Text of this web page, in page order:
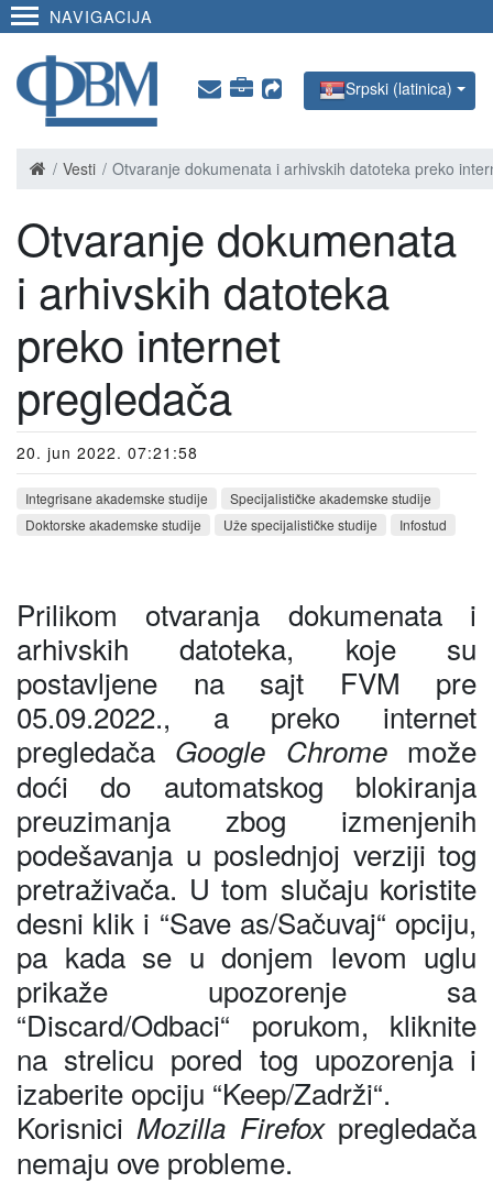
NAVIGACIJA
Srpski (latinica)
Vesti Otvaranje dokumenata i arhivskih datoteka preko
Otvaranje dokumenata
i arhivskih datoteka
preko internet
pregledača
20. jun 2022. 07:21:58
Integrisane akademske studije
Specijalističke akademske studije
Doktorske akademske studije
Uže specijalističke studije Infostud
Prilikom otvaranja dokumenata i
arhivskih datoteka, koje su
postavljene na sajt FVM pre
05.09.2022., a preko internet
pregledača Google Chromemože
doći do automatskog blokiranja
preuzimanja zbog izmenjenih
podešavanja u poslednjoj verziji tog
pretraživača. U tom slučaju koristite
desni klik i “Save as/Sačuvaj“ opciju,
pa kada se u donjem levom uglu
prikaže upozorenje sa
“Discard/Odbaci“ porukom, kliknite
na strelicu pored tog upozorenja i
izaberite opciju “Keep/Zadrži“.
Korisnici Mozilla Firefoxpregledača
nemaju ove probleme.